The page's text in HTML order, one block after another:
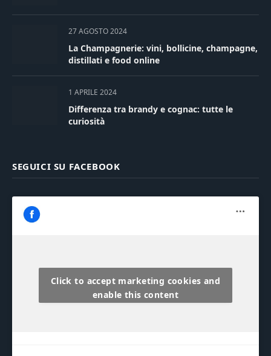
27 AGOSTO 2024
La Champagnerie: vini, bollicine, champagne,
distillati e food online
1 APRILE 2024
Differenza tra brandy e cognac: tutte le
curiosità
SEGUICI SU FACEBOOK
Click to accept marketing cookies and
enable this content